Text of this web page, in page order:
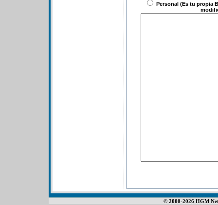
Personal (Es tu propia
© 2000-2026 HGM